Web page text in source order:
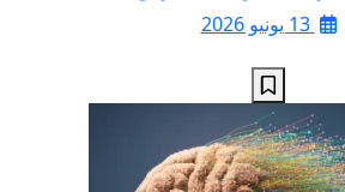
13 يونيو 2026